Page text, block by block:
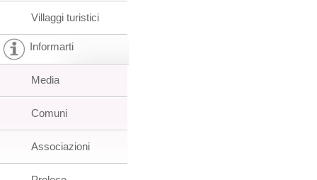
Villaggi turistici
Informarti
Media
Comuni
Associazioni